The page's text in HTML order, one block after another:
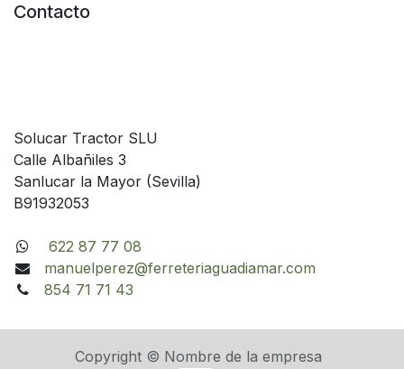
Contacto
Solucar Tractor SLU
Calle Albañiles 3
Sanlucar la Mayor (Sevilla)
B91932053
622 87 77 08
manuelperez@ferreteriaguadiamar.com
854 71 71 43
Copyright © Nombre de la empresa